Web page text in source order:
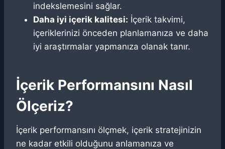
indekslemesini sağlar.
Daha iyi içerik kalitesi: İçerik takvimi,
içeriklerinizi önceden planlamanıza ve daha
iyi araştırmalar yapmanıza olanak tanır.
İçerik Performansını Nasıl
Ölçeriz?
İçerik performansını ölçmek, içerik stratejinizin
ne kadar etkili olduğunu anlamanıza ve